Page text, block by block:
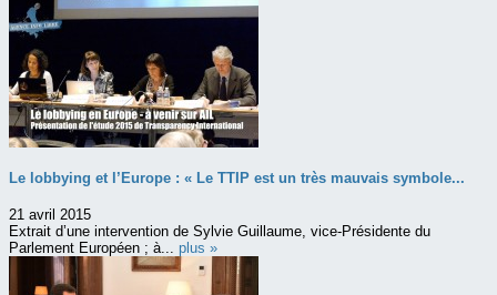
Le lobbying et l’Europe : « Le TTIP est un très mauvais symbole...
21 avril 2015
Extrait d’une intervention de Sylvie Guillaume, vice-Présidente du
Parlement Européen ; à... plus »